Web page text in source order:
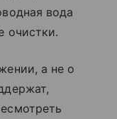
вода
очистки.
а не о